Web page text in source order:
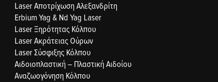
Laser Αποτρίχωση Αλεξανδρίτη
Erbium Yag & Nd Yag Laser
Laser Ξηρότητας Κόλπου
Laser Ακράτειας Ούρων
Laser Σύσφιξης Κόλπου
Αιδοιοπλαστική – Πλαστική Αιδοίου
Αναζωογόνηση Κόλπου